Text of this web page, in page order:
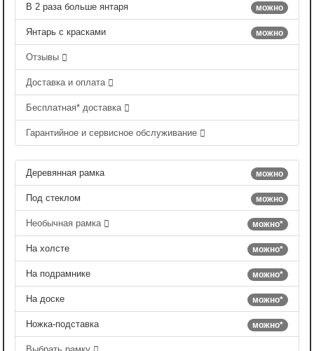
можно
В 2 раза больше янтаря
можно
Янтарь с красками
Отзывы
Доставка и оплата
Бесплатная* доставка
Гарантийное и сервисное обслуживание
можно
Деревянная рамка
можно
Под стеклом
можно*
Необычная рамка
можно*
На холсте
можно*
На подрамнике
можно*
На доске
можно*
Ножка-подставка